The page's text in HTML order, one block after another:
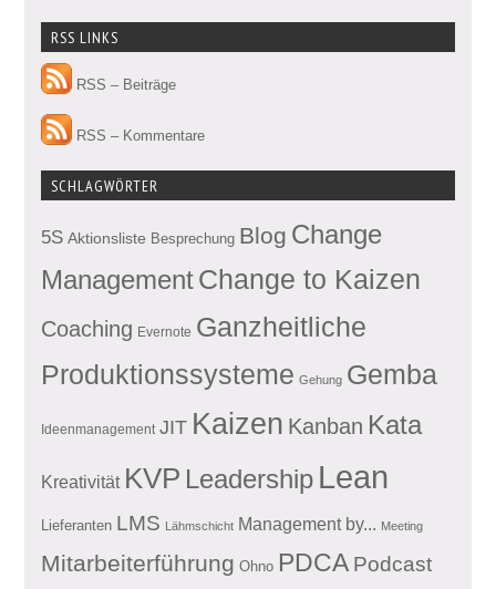
RSS LINKS
RSS – Beiträge
RSS – Kommentare
SCHLAGWÖRTER
5S Aktionsliste Besprechung Blog Change
ManagementChange to Kaizen
Coaching Evernote Ganzheitliche
Produktionssysteme Gehung Gemba
Ideenmanagement JIT Kaizen Kanban Kata
Kreativität KVP Leadership Lean
Lieferanten LMS Lähmschicht Management by... Meeting
Mitarbeiterführung Ohno PDCA Podcast